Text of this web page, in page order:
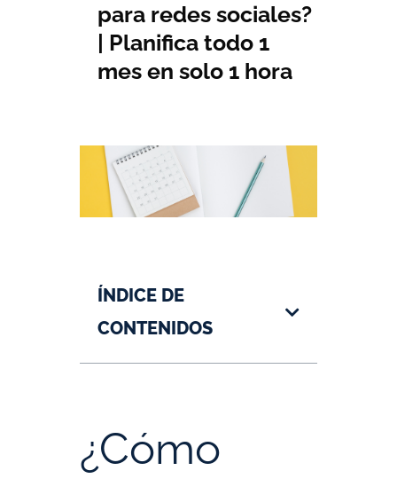
para redes sociales?
| Planifica todo 1
mes en solo 1 hora
ÍNDICE DE
CONTENIDOS
¿Cómo